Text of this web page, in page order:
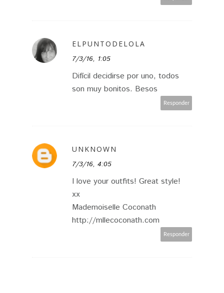
ELPUNTODELOLA
7/3/16, 1:05
Difícil decidirse por uno, todos
son muy bonitos. Besos
Responder
UNKNOWN
7/3/16, 4:05
I love your outfits! Great style!
xx
Mademoiselle Coconath
http://mllecoconath.com
Responder